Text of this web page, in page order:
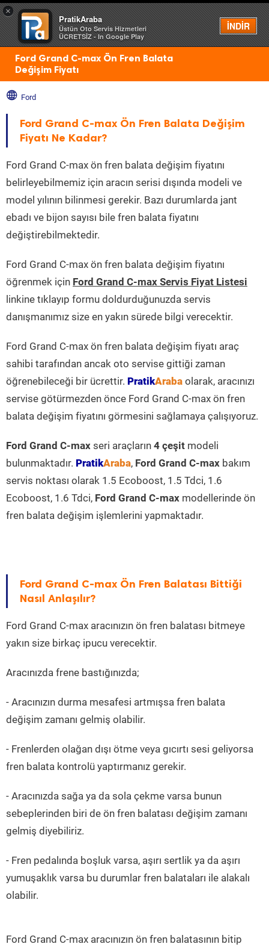
×
PratikAraba
Üstün Oto Servis Hizmetleri
ÜCRETSİZ - In Google Play
İNDİR
Menü
Ford Grand C-max Ön Fren Balata
Değişim Fiyatı
Ford
Ford Grand C-max Ön Fren Balata Değişim
Fiyatı Ne Kadar?
Ford Grand C-max ön fren balata değişim fiyatını
belirleyebilmemiz için aracın serisi dışında modeli ve
model yılının bilinmesi gerekir. Bazı durumlarda jant
ebadı ve bijon sayısı bile fren balata fiyatını
değiştirebilmektedir.
Ford Grand C-max ön fren balata değişim fiyatını
öğrenmek için Ford Grand C-max Servis Fiyat Listesi
linkine tıklayıp formu doldurduğunuzda servis
danışmanımız size en yakın sürede bilgi verecektir.
Ford Grand C-max ön fren balata değişim fiyatı araç
sahibi tarafından ancak oto servise gittiği zaman
öğrenebileceği bir ücrettir. PratikAraba olarak, aracınızı
servise götürmezden önce Ford Grand C-max ön fren
balata değişim fiyatını görmesini sağlamaya çalışıyoruz.
Ford Grand C-max seri araçların 4 çeşit modeli
bulunmaktadır. PratikAraba, Ford Grand C-max bakım
servis noktası olarak 1.5 Ecoboost, 1.5 Tdci, 1.6
Ecoboost, 1.6 Tdci, Ford Grand C-max modellerinde ön
fren balata değişim işlemlerini yapmaktadır.
Ford Grand C-max Ön Fren Balatası Bittiği
Nasıl Anlaşılır?
Ford Grand C-max aracınızın ön fren balatası bitmeye
yakın size birkaç ipucu verecektir.
Aracınızda frene bastığınızda;
- Aracınızın durma mesafesi artmışsa fren balata
değişim zamanı gelmiş olabilir.
- Frenlerden olağan dışı ötme veya gıcırtı sesi geliyorsa
fren balata kontrolü yaptırmanız gerekir.
- Aracınızda sağa ya da sola çekme varsa bunun
sebeplerinden biri de ön fren balatası değişim zamanı
gelmiş diyebiliriz.
- Fren pedalında boşluk varsa, aşırı sertlik ya da aşırı
yumuşaklık varsa bu durumlar fren balataları ile alakalı
olabilir.
Ford Grand C-max aracınızın ön fren balatasının bitip